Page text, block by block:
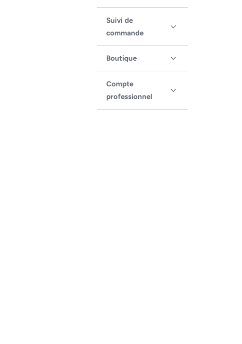
Suivi de
commande
Boutique
Compte
professionnel